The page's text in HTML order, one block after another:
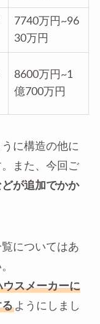
7740万円~96
30万円
8600万円~1
億700万円
に構造の他に
また、今回ご
が追加でかか
についてはあ
ウスメーカーに
るようにしまし